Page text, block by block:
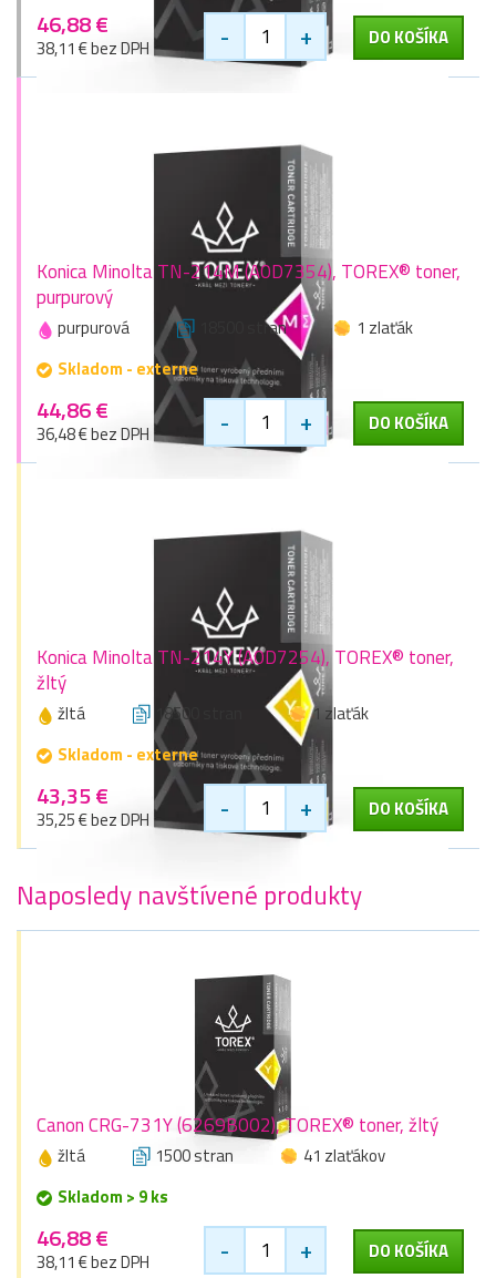
46,88 €
38,11 € bez DPH - + DO KOŠÍKA
Konica Minolta TN-214M (A0D7354), TOREX® toner,
purpurový
purpurová 18500 stran
1 zlaťák
Skladom - externe
44,86 €
36,48 € bez DPH - + DO KOŠÍKA
Konica Minolta TN-214Y (A0D7254), TOREX® toner,
žltý
žltá 18500 stran
1 zlaťák
Skladom - externe
43,35 €
35,25 € bez DPH - + DO KOŠÍKA
Naposledy navštívené produkty
Canon CRG-731Y (6269B002), TOREX® toner, žltý
žltá 1500 stran
41 zlaťákov
Skladom > 9 ks
46,88 €
38,11 € bez DPH - + DO KOŠÍKA